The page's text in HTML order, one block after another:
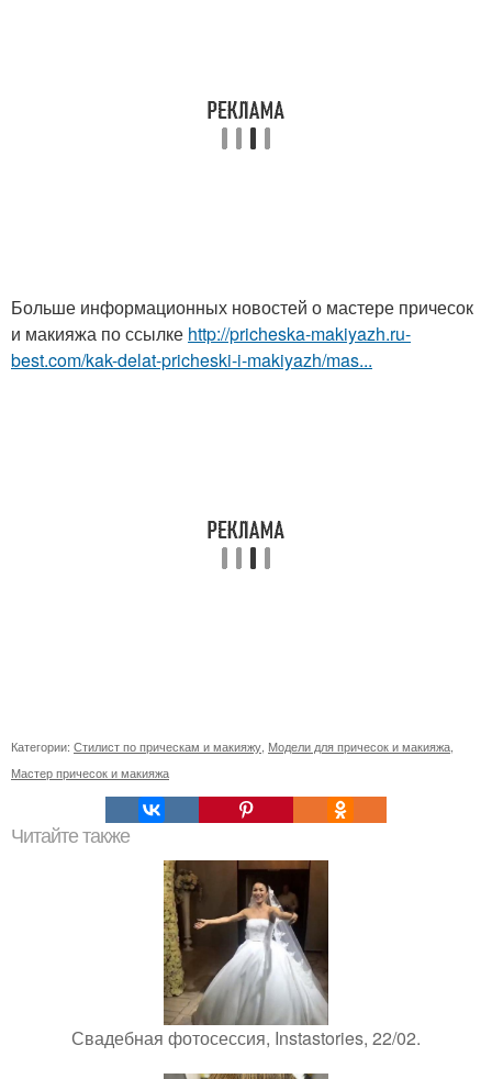
Больше информационных новостей о мастере причесок
и макияжа по ссылке http://pricheska-makiyazh.ru-
best.com/kak-delat-pricheski-i-makiyazh/mas...
Категории: Стилист по прическам и макияжу Модели для причесок и макияжа
Мастер причесок и макияжа
Читайте также
Свадебная фотосессия, Instastories, 22/02.